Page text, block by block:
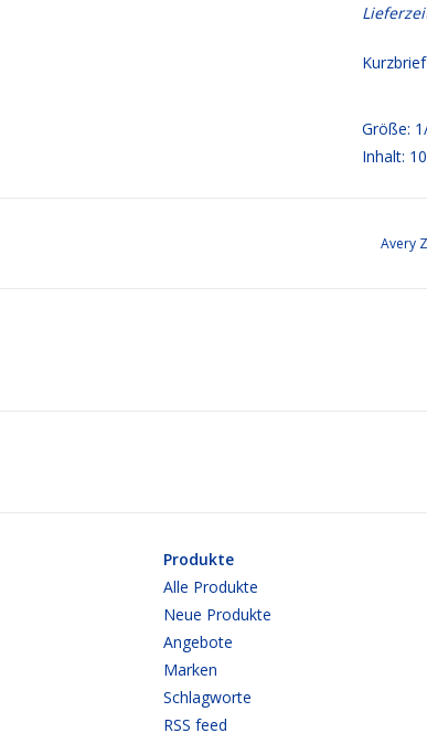
Größe:
Inhalt:
Avery
Produkte
Alle Produkte
Neue Produkte
Angebote
Marken
Schlagworte
RSS feed